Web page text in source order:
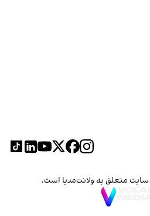
سایت متعلق به ولانت‌مدیا است.